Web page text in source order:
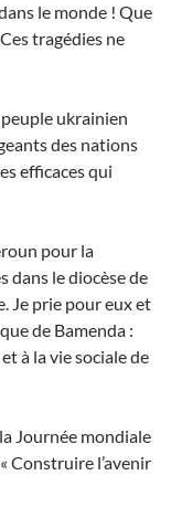
le monde ! Que
tragédies ne
ukrainien
des nations
efficaces qui
pour la
dans le diocèse de
Je prie pour eux et
de Bamenda :
à la vie sociale de
Journée mondiale
Construire l’avenir